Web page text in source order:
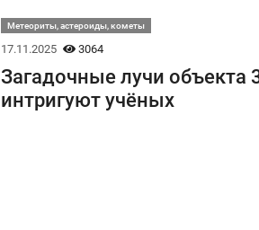
Метеориты, астероиды, кометы
17.11.2025 3064
Загадочные лучи объекта
интригуют учёных